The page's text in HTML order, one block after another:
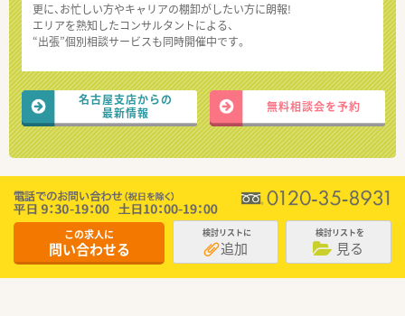
更に、お忙しい方やキャリアの棚卸がしたい方に朗報!
エリアを熟知したコンサルタントによる、
“出張”個別相談サービスも同時開催中です。
名古屋支店からの
最新情報
無料相談会を予約
この求人に
問い合わせる
検討リストに
追加
検討リストを
見る